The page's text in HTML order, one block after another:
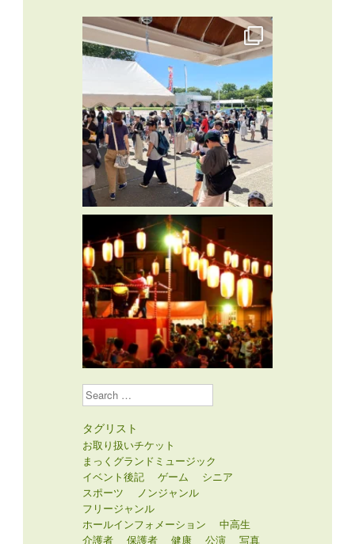
Search
タグリスト
お取り扱いチケット
まっくグランドミュージック
イベント後記
ゲーム
シニア
スポーツ
ノンジャンル
フリージャンル
ホールインフォメーション
中高生
介護者
保護者 健康 公演 写真